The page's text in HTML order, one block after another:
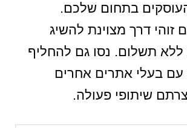
בתחום שלכם.
זוהי דרך מצוינת להשיג
ללא תשלום. נסו גם להחליף
עם בעלי אתרים אחרים
שיתופי פעולה.